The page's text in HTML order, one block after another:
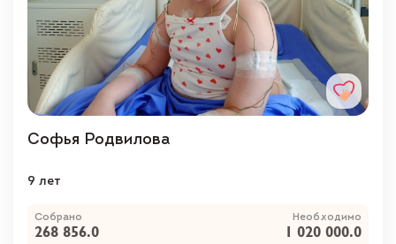
Софья Родвилова
9 лет
Собрано
268 856.0
Необходимо
1 020 000.0